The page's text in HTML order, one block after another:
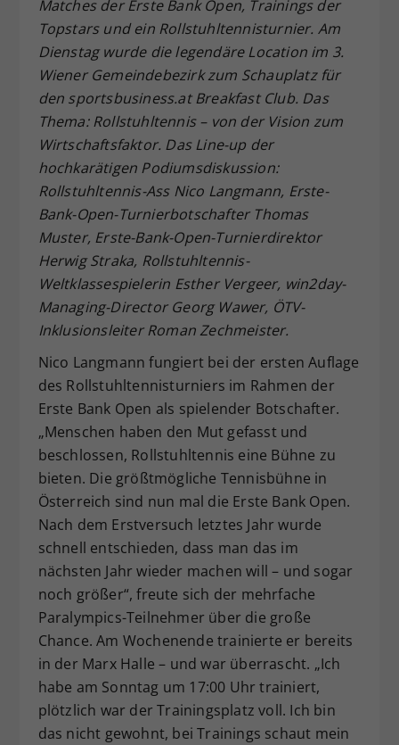
Matches der Erste Bank Open, Trainings der
Topstars und ein Rollstuhltennisturnier. Am
Dienstag wurde die legendäre Location im 3.
Wiener Gemeindebezirk zum Schauplatz für
den sportsbusiness.at Breakfast Club. Das
Thema: Rollstuhltennis – von der Vision zum
Wirtschaftsfaktor. Das Line-up der
hochkarätigen Podiumsdiskussion:
Rollstuhltennis-Ass Nico Langmann, Erste-
Bank-Open-Turnierbotschafter Thomas
Muster, Erste-Bank-Open-Turnierdirektor
Herwig Straka, Rollstuhltennis-
Weltklassespielerin Esther Vergeer, win2day-
Managing-Director Georg Wawer, ÖTV-
Inklusionsleiter Roman Zechmeister.
Nico Langmann fungiert bei der ersten Auflage
des Rollstuhltennisturniers im Rahmen der
Erste Bank Open als spielender Botschafter.
„Menschen haben den Mut gefasst und
beschlossen, Rollstuhltennis eine Bühne zu
bieten. Die größtmögliche Tennisbühne in
Österreich sind nun mal die Erste Bank Open.
Nach dem Erstversuch letztes Jahr wurde
schnell entschieden, dass man das im
nächsten Jahr wieder machen will – und sogar
noch größer“, freute sich der mehrfache
Paralympics-Teilnehmer über die große
Chance. Am Wochenende trainierte er bereits
in der Marx Halle – und war überrascht. „Ich
habe am Sonntag um 17:00 Uhr trainiert,
plötzlich war der Trainingsplatz voll. Ich bin
das nicht gewohnt, bei Trainings schaut mein
Zweck
Dieser Wert speichert Ihre Consent-
zufällig generierte ID, für die
historische Speicherung Ihrer
vorgenommen Einstellungen, falls der
Webseiten-Betreiber dies eingestellt
hat.